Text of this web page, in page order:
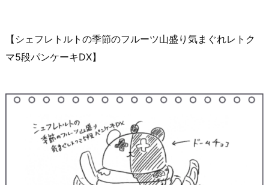
【シェフレトルトの季節のフルーツ山盛り気まぐれレトク
マ5段パンケーキDX】